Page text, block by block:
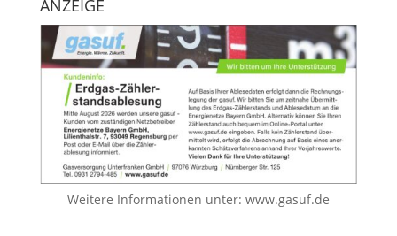
ANZEIGE
Weitere Informationen unter: www.gasuf.de